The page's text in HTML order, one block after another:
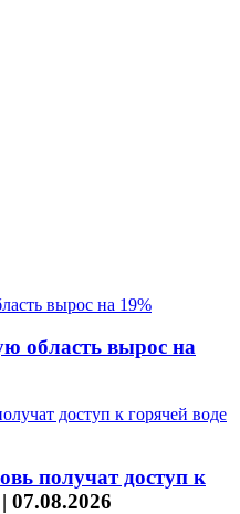
область вырос на
получат доступ к
| 07.08.2026